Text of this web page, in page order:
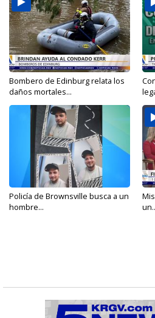
Bombero de Edinburg relata los
daños mortales...
Policía de Brownsville busca a un
hombre...